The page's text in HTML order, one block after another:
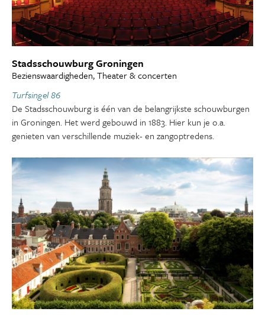
Stadsschouwburg Groningen
Bezienswaardigheden, Theater & concerten
Turfsingel 86
De Stadsschouwburg is één van de belangrijkste schouwburgen
in Groningen. Het werd gebouwd in 1883. Hier kun je o.a.
genieten van verschillende muziek- en zangoptredens.